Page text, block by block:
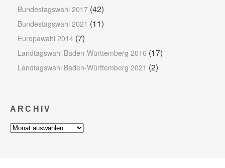
Bundestagswahl 2017 (42)
Bundestagswahl 2021 (11)
Europawahl 2014 (7)
Landtagswahl Baden-Württemberg 2016 (17)
Landtagswahl Baden-Württemberg 2021 (2)
ARCHIV
Archiv